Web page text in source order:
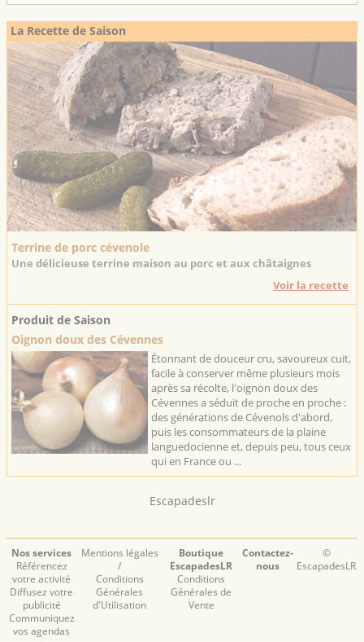
La Recette de Saison
Terrine de porc cévenole
Une délicieuse terrine maison au porc et aux châtaignes
Voir la recette
Produit de Saison
Oignon doux des Cévennes
Étonnant de douceur cru, savoureux cuit,
facile à conserver même plusieurs mois
après sa récolte, l'oignon doux des
Cévennes a séduit de proche en proche :
des générations de Cévenols d'abord,
puis les consommateurs de la plaine
languedocienne et, depuis peu, tous ceux
qui en France ou ...
Escapadeslr
Nos services
Référencez
votre activité
Diffusez votre
publicité
Communiquez
vos agendas
Mentions légales
/
Conditions
Générales
d'Utilisation
Boutique
EscapadesLR
Conditions
Générales de
Vente
Contactez-
nous
©
EscapadesLR